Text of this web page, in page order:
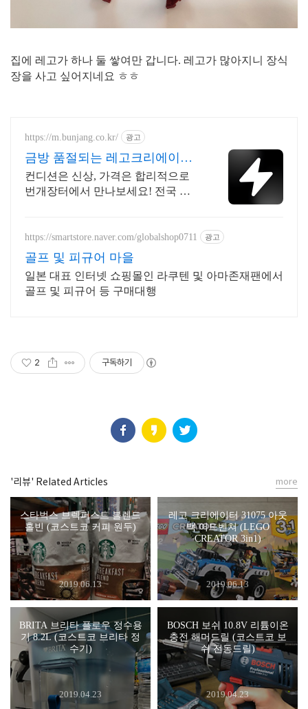
집에 레고가 하나 둘 쌓여만 갑니다. 레고가 많아지니 장식
장을 사고 싶어지네요 ㅎㅎ
https://m.bunjang.co.kr/ 광고
금방 품절되는 레고크리에이터
국내 최대 브랜드 중고거래
컨디션은 신상, 가격은 합리적으로
번개장터에서 만나보세요! 전국 각
드
https://smartstore.naver.com/globalshop0711 광고
골프 및 피규어 마을
일본 대표 인터넷 쇼핑몰인 라쿠텐 및 아마존재팬에서
골프 및 피규어 등 구매대행
2 구독하기
'리뷰' Related Articles
스타벅스 브렉퍼스트 블렌드
홀빈 (코스트코 커피 원두)
2019.06.13
레고 크리에이터 31075 아웃
백 어드벤쳐 (LEGO
CREATOR 3in1)
2019.06.13
BRITA 브리타 플로우 정수용
기 8.2L (코스트코 브리타 정
수기)
2019.04.23
BOSCH 보쉬 10.8V 리튬이온
충전 해머드릴 (코스트코 보
쉬 전동드릴)
2019.04.23
more